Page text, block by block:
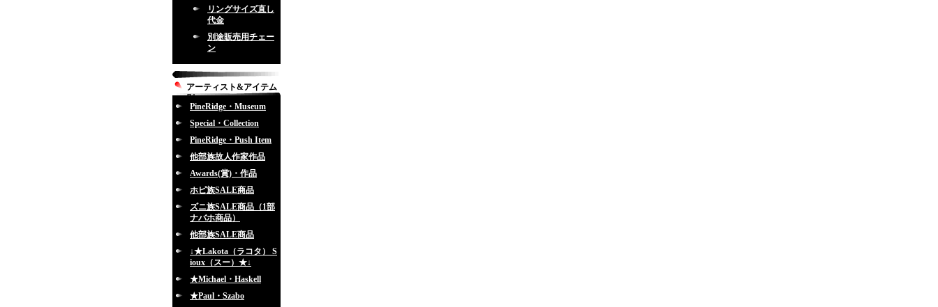
リングサイズ直し
代金
別途販売用チェー
ン
アーティスト&アイテム
別
PineRidge・Museum
Special・Collection
PineRidge・Push Item
他部族故人作家作品
Awards(賞)・作品
ホピ族SALE商品
ズニ族SALE商品（1部
ナバホ商品）
他部族SALE商品
↓★Lakota（ラコタ） S
ioux（スー）★↓
★Michael・Haskell
★Paul・Szabo